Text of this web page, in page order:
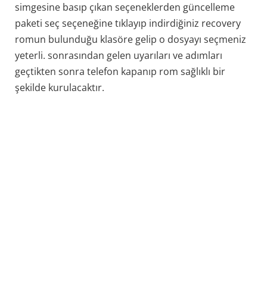
simgesine basıp çıkan seçeneklerden güncelleme
paketi seç seçeneğine tıklayıp indirdiğiniz recovery
romun bulunduğu klasöre gelip o dosyayı seçmeniz
yeterli. sonrasından gelen uyarıları ve adımları
geçtikten sonra telefon kapanıp rom sağlıklı bir
şekilde kurulacaktır.